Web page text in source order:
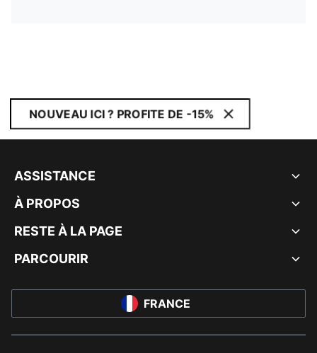
NOUVEAU ICI ? PROFITE DE -15%
ASSISTANCE
À PROPOS
RESTE À LA PAGE
PARCOURIR
FRANCE